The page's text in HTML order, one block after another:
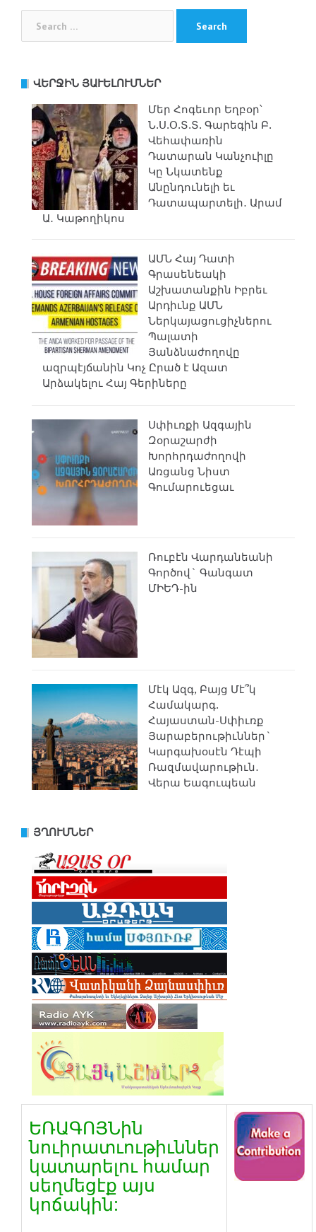
ՎԵՐՋԻՆ ՅԱՒԵԼՈՒՄՆԵՐ
Մեր Հոգեւոր Եղբօր՝
Ն.Ս.Օ.Տ.Տ. Գարեգին Բ.
Վեհափառին
Դատարան Կանչուիլը
Կը Նկատենք
Անընդունելի եւ
Դատապարտելի․ Արամ
Ա․ Կաթողիկոս
ԱՄՆ Հայ Դատի
Գրասենեակի
Աշխատանքին Իբրեւ
Արդիւնք ԱՄՆ
Ներկայացուցիչներու
Պալատի
Յանձնաժողովը
ազրպէյճանին Կոչ Ըրած է Ազատ
Արձակելու Հայ Գերիները
Սփիւռքի Ազգային
Զօրաշարժի
Խորհրդաժողովի
Առցանց Նիստ
Գումարուեցաւ
Ռուբէն Վարդանեանի
Գործով` Գանգատ
ՄԻԵԴ-ին
Մէկ Ազգ, Բայց Մէ՞կ
Համակարգ.
Հայաստան-Սփիւռք
Յարաբերութիւններ`
Կարգախօսէն Դէպի
Ռազմավարութիւն․
Վերա Եագուպեան
ՅՂՈՒՄՆԵՐ
ԵՌԱԳՈՅՆին
նուիրատւութիւններ
կատարելու համար
սեղմեցէք այս
կոճակին: